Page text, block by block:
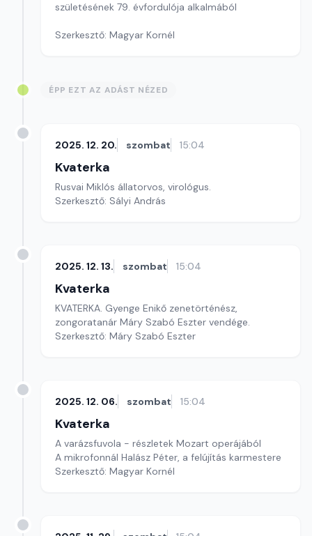
születésének 79. évfordulója alkalmából
Szerkesztő: Magyar Kornél
ÉPP EZT AZ ADÁST NÉZED
2025. 12. 20. szombat 15:04
Kvaterka
Rusvai Miklós állatorvos, virológus.
Szerkesztő: Sályi András
2025. 12. 13. szombat 15:04
Kvaterka
KVATERKA. Gyenge Enikő zenetörténész,
zongoratanár Máry Szabó Eszter vendége.
Szerkesztő: Máry Szabó Eszter
2025. 12. 06. szombat 15:04
Kvaterka
A varázsfuvola - részletek Mozart operájából
A mikrofonnál Halász Péter, a felújítás karmestere
Szerkesztő: Magyar Kornél